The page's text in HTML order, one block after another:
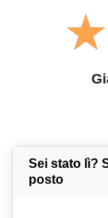
Sei stato lì?
posto